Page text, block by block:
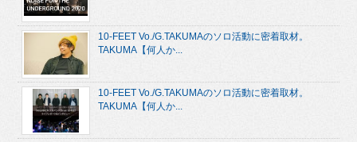
10-FEET Vo./G.TAKUMAのソロ活動に密着取材。
TAKUMA【何人か...
10-FEET Vo./G.TAKUMAのソロ活動に密着取材。
TAKUMA【何人か...